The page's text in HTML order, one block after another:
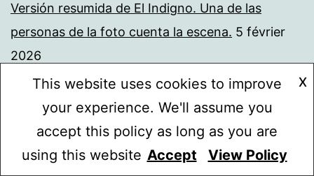
Versión resumida de El Indigno. Una de las
personas de la foto cuenta la escena. 5 février
2026
Des pistes 27 janvier 2026
Que peut-on dire ? 27 janvier 2026
Formation syndicale « Enseigner Gaza »
27
janvier 2026
This website uses cookies to improve
your experience. We'll assume you
accept this policy as long as you are
using this website
X
Accept View Policy
Mode sombre :